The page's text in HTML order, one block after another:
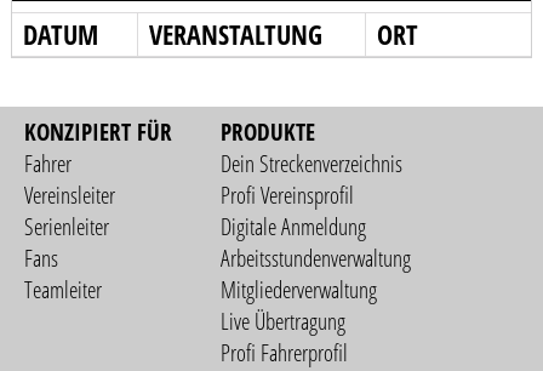
DATUM VERANSTALTUNG ORT
KONZIPIERT FÜR
Fahrer
Vereinsleiter
Serienleiter
Fans
Teamleiter
PRODUKTE
Dein Streckenverzeichnis
Profi Vereinsprofil
Digitale Anmeldung
Arbeitsstundenverwaltung
Mitgliederverwaltung
Live Übertragung
Profi Fahrerprofil